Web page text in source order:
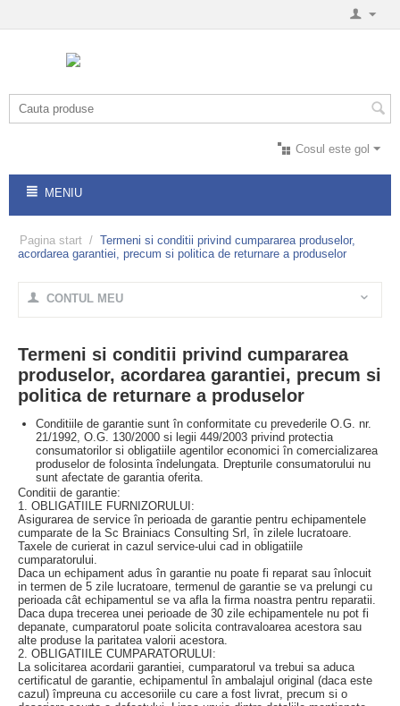
Cosul este gol
MENIU
Pagina start / Termeni si conditii privind cumpararea produselor,
acordarea garantiei, precum si politica de returnare a produselor
CONTUL MEU
Termeni si conditii privind cumpararea
produselor, acordarea garantiei, precum si
politica de returnare a produselor
Conditiile de garantie sunt în conformitate cu prevederile O.G. nr.
21/1992, O.G. 130/2000 si legii 449/2003 privind protectia
consumatorilor si obligatiile agentilor economici în comercializarea
produselor de folosinta îndelungata. Drepturile consumatorului nu
sunt afectate de garantia oferita.
Conditii de garantie:
1. OBLIGATIILE FURNIZORULUI:
Asigurarea de service în perioada de garantie pentru echipamentele
cumparate de la Sc Brainiacs Consulting Srl, în zilele lucratoare.
Taxele de curierat in cazul service-ului cad in obligatiile
cumparatorului.
Daca un echipament adus în garantie nu poate fi reparat sau înlocuit
in termen de 5 zile lucratoare, termenul de garantie se va prelungi cu
perioada cât echipamentul se va afla la firma noastra pentru reparatii.
Daca dupa trecerea unei perioade de 30 zile echipamentele nu pot fi
depanate, cumparatorul poate solicita contravaloarea acestora sau
alte produse la paritatea valorii acestora.
2. OBLIGATIILE CUMPARATORULUI:
La solicitarea acordarii garantiei, cumparatorul va trebui sa aduca
certificatul de garantie, echipamentul în ambalajul original (daca este
cazul) împreuna cu accesoriile cu care a fost livrat, precum si o